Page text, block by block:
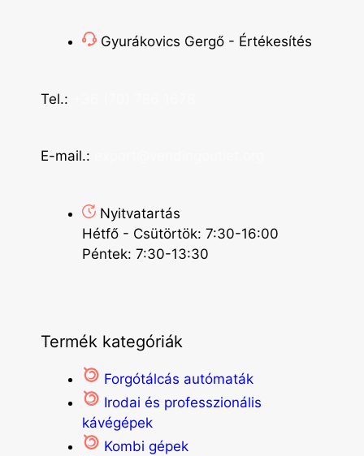
Gyurákovics Gergő - Értékesítés
Tel.:
E-mail.:
Nyitvatartás
Hétfő - Csütörtök: 7:30-16:00
Péntek: 7:30-13:30
Termék kategóriák
Forgótálcás autómaták
Irodai és professzionális
kávégépek
Kombi gépek